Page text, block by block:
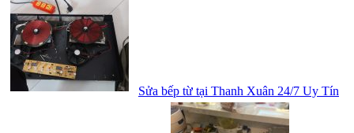
Sửa bếp từ tại Thanh Xuân 24/7 Uy Tín